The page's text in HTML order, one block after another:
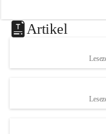
Artikel